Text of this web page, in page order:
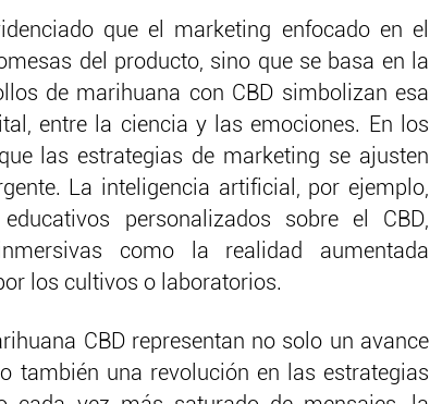
que el marketing enfocado en el
del producto, sino que se basa en la
de marihuana con CBD simbolizan esa
entre la ciencia y las emociones. En los
las estrategias de marketing se ajusten
La inteligencia artificial, por ejemplo,
personalizados sobre el CBD,
como la realidad aumentada
los cultivos o laboratorios.
CBD representan no solo un avance
también una revolución en las estrategias